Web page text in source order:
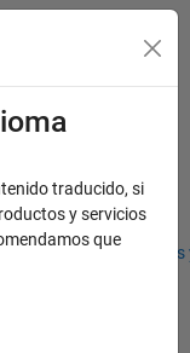
locales
traducido, si
y servicios
que